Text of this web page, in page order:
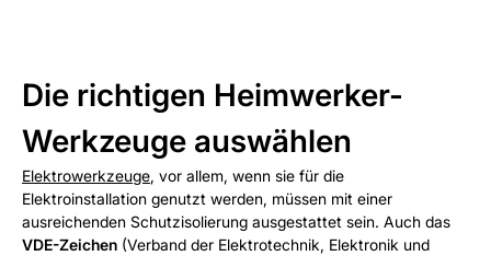
Die richtigen Heimwerker-
Werkzeuge auswählen
Elektrowerkzeuge, vor allem, wenn sie für die
Elektroinstallation genutzt werden, müssen mit einer
ausreichenden Schutzisolierung ausgestattet sein. Auch das
VDE-Zeichen (Verband der Elektrotechnik, Elektronik und